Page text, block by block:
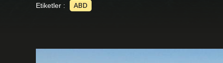
Etiketler : ABD